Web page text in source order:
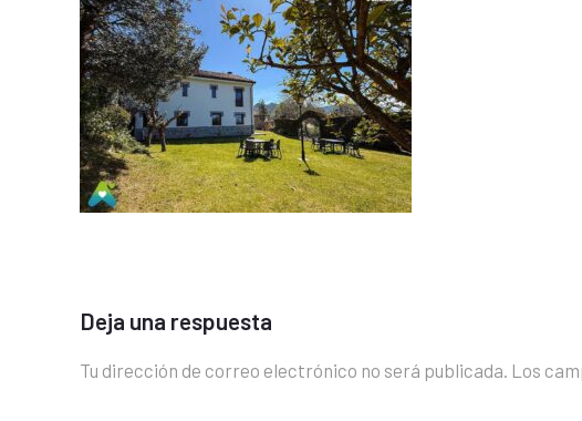
Deja una respuesta
Tu dirección de correo electrónico no será publicada. Los